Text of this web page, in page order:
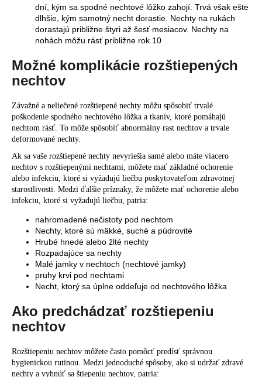
dní, kým sa spodné nechtové lôžko zahojí. Trvá však ešte
dlhšie, kým samotný necht dorastie. Nechty na rukách
dorastajú približne štyri až šesť mesiacov. Nechty na
nohách môžu rásť približne rok.10
Možné komplikácie rozštiepených
nechtov
Závažné a neliečené rozštiepené nechty môžu spôsobiť trvalé
poškodenie spodného nechtového lôžka a tkanív, ktoré pomáhajú
nechtom rásť. To môže spôsobiť abnormálny rast nechtov a trvale
deformované nechty.
Ak sa vaše rozštiepené nechty nevyriešia samé alebo máte viacero
nechtov s rozštiepenými nechtami, môžete mať základné ochorenie
alebo infekciu, ktoré si vyžadujú liečbu poskytovateľom zdravotnej
starostlivosti. Medzi ďalšie príznaky, že môžete mať ochorenie alebo
infekciu, ktoré si vyžadujú liečbu, patria:
nahromadené nečistoty pod nechtom
Nechty, ktoré sú mäkké, suché a púdrovité
Hrubé hnedé alebo žlté nechty
Rozpadajúce sa nechty
Malé jamky v nechtoch (nechtové jamky)
pruhy krvi pod nechtami
Necht, ktorý sa úplne oddeľuje od nechtového lôžka
Ako predchádzať rozštiepeniu
nechtov
Rozštiepeniu nechtov môžete často pomôcť predísť správnou
hygienickou rutinou. Medzi jednoduché spôsoby, ako si udržať zdravé
nechty a vyhnúť sa štiepeniu nechtov, patria: